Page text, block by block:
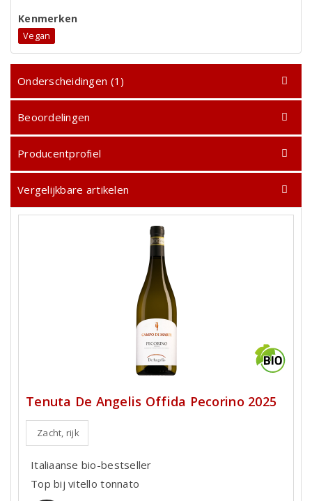
Kenmerken
Vegan
Onderscheidingen (1)
Beoordelingen
Producentprofiel
Vergelijkbare artikelen
Tenuta De Angelis Offida Pecorino 2025
Zacht, rijk
Italiaanse bio-bestseller
Top bij vitello tonnato